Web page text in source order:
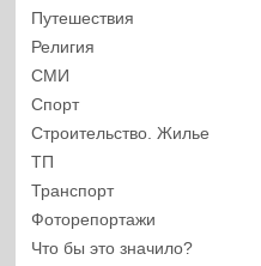
Путешествия
Религия
СМИ
Спорт
Строительство. Жилье
ТП
Транспорт
Фоторепортажи
Что бы это значило?